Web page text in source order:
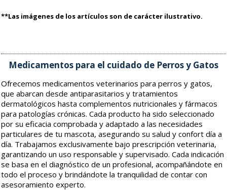
**Las imágenes de los artículos son de carácter ilustrativo.
Medicamentos para el cuidado de Perros y Gatos
Ofrecemos medicamentos veterinarios para perros y gatos,
que abarcan desde antiparasitarios y tratamientos
dermatológicos hasta complementos nutricionales y fármacos
para patologías crónicas. Cada producto ha sido seleccionado
por su eficacia comprobada y adaptado a las necesidades
particulares de tu mascota, asegurando su salud y confort día a
día. Trabajamos exclusivamente bajo prescripción veterinaria,
garantizando un uso responsable y supervisado. Cada indicación
se basa en el diagnóstico de un profesional, acompañándote en
todo el proceso y brindándote la tranquilidad de contar con
asesoramiento experto.